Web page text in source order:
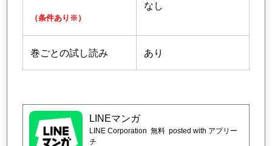
（条件あり※）
なし
巻ごとの試し読み あり
LINEマンガ
LINE Corporation 無料 posted with アプリー
チ